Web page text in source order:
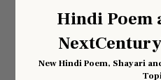
Hindi Poem
New Hindi Poem, Shayari